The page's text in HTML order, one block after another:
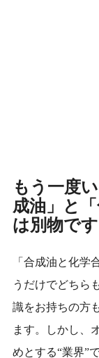
もう一度
成油」と「
は別物です
「合成油と化学
うだけでどちら
識をお持ちの方
ます。しかし、
めとする“業界”